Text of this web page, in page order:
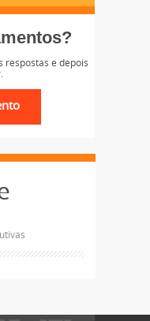
respostas e depois